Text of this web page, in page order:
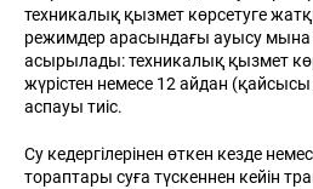
техникалық қызмет көрсетуге
режимдер арасындағы ауысу мына
асырылады: техникалық қызмет
жүрістен немесе 12 айдан
аспауы тиіс.
Су кедергілерінен өткен кезде
тораптары суға түскеннен кейін